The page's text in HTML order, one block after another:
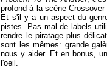
profond à la scène
Et s'il y a un aspect du
pistes. Pas mal de labels
rendre le piratage plus
sont les mêmes: grande
nous y aider. Et en bonus,
l'oeil.